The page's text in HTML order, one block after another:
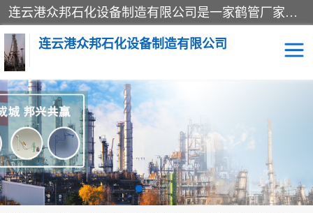
连云港众邦石化设备制造有限公司是一家鹤管厂家主营：鹤管、装车鹤管等，是致力于石油、石化等流体装卸设备(主要产品如鹤管、输油臂、脱缆钩等)的咨询、设计、制造、检测、安装指导、系统调试、维修维护等业务的公司。
连云港众邦石化设备制造有限公司
鹤管 顶部装卸鹤管
底部装卸鹤管 LNG低温鹤管
液氨鹤管 液化气鹤管